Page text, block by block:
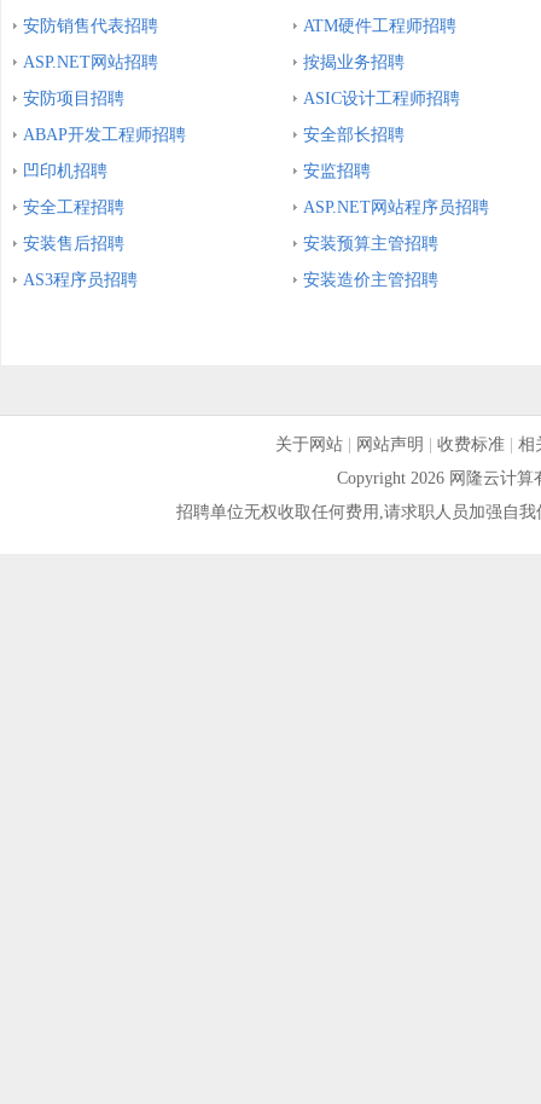
安防销售代表招聘
ATM硬件工程师招聘
ASP.NET网站招聘
按揭业务招聘
安防项目招聘
ASIC设计工程师招聘
ABAP开发工程师招聘
安全部长招聘
凹印机招聘
安监招聘
安全工程招聘
ASP.NET网站程序员招聘
安装售后招聘
安装预算主管招聘
AS3程序员招聘
安装造价主管招聘
关于网站| 网站声明 收费标准| 相
Copyright 2026 网隆云计
招聘单位无权收取任何费用,请求职人员加强自